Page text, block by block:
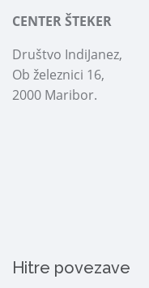
CENTER ŠTEKER
Društvo IndiJanez,
Ob železnici 16,
2000 Maribor.
Hitre povezave